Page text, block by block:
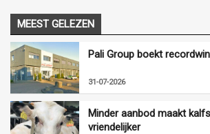
MEEST GELEZEN
Pali Group boekt
31-07-2026
Minder aanbod maakt
vriendelijker